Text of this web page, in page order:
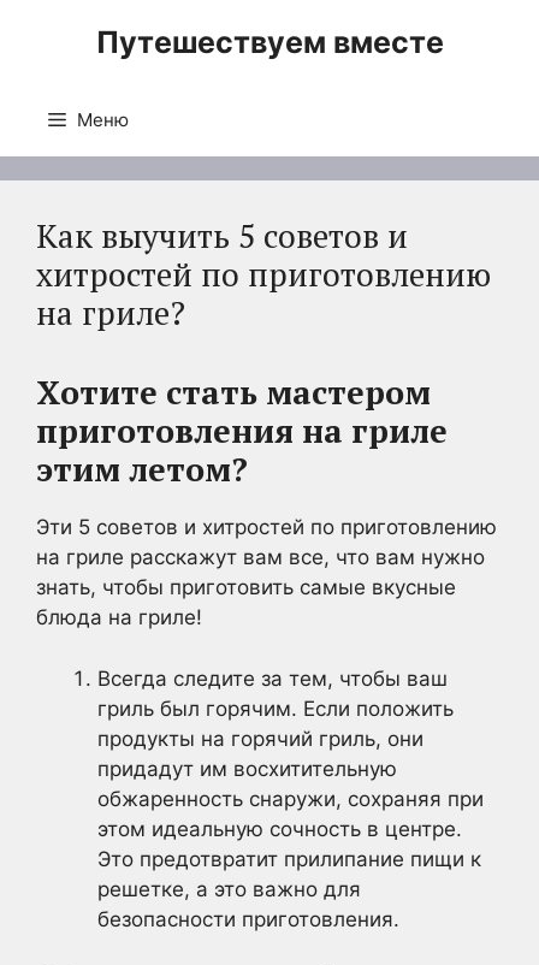
Путешествуем вместе
Меню
Как выучить 5 советов и
хитростей по приготовлению
на гриле?
Хотите стать мастером
приготовления на гриле
этим летом?
Эти 5 советов и хитростей по приготовлению
на гриле расскажут вам все, что вам нужно
знать, чтобы приготовить самые вкусные
блюда на гриле!
Всегда следите за тем, чтобы ваш
гриль был горячим. Если положить
продукты на горячий гриль, они
придадут им восхитительную
обжаренность снаружи, сохраняя при
этом идеальную сочность в центре.
Это предотвратит прилипание пищи к
решетке, а это важно для
безопасности приготовления.